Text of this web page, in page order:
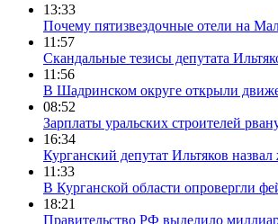
13:33
Почему пятизвездочные отели на
11:57
Скандальные тезисы депутата
11:56
В Шадринском округе открыли
08:52
Зарплаты уральских строителей
16:34
Курганский депутат Ильтяков
11:33
В Курганской области опровергли
18:21
Правительство РФ выделило